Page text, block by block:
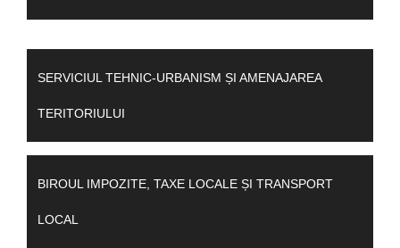
SERVICIUL TEHNIC-URBANISM ȘI AMENAJAREA
TERITORIULUI
BIROUL IMPOZITE, TAXE LOCALE ȘI TRANSPORT
LOCAL